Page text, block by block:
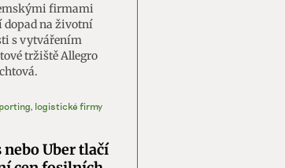
firmami
na životní
s vytvářením
tržiště Allegro
logistické firmy
nebo Uber tlačí